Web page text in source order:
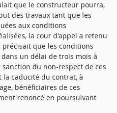
que le constructeur pourra,
des travaux tant que les
aux conditions
la cour d'appel a retenu
que les conditions
un délai de trois mois à
du non-respect de ces
caducité du contrat, à
bénéficiaires de ces
renoncé en poursuivant